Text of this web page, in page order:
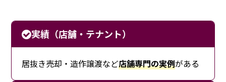
実績（店舗・テナント）
居抜き売却・造作譲渡など店舗専門の実例がある